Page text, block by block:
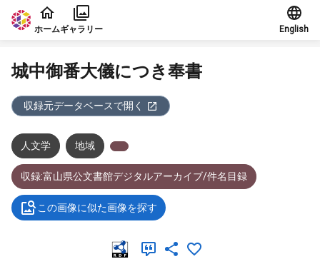
本文に飛ぶ
ホームギャラリー English
城中御番大儀につき奉書
収録元データベースで開く
人文学 地域
収録:富山県公文書館デジタルアーカイブ/件名目録
この画像に似た画像を探す